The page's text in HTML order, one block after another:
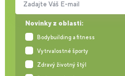
Novinky z oblasti:
Bodybuilding a fitness
Vytrvalostné športy
Zdravý životný štýl
Zadajte Váš E-mail